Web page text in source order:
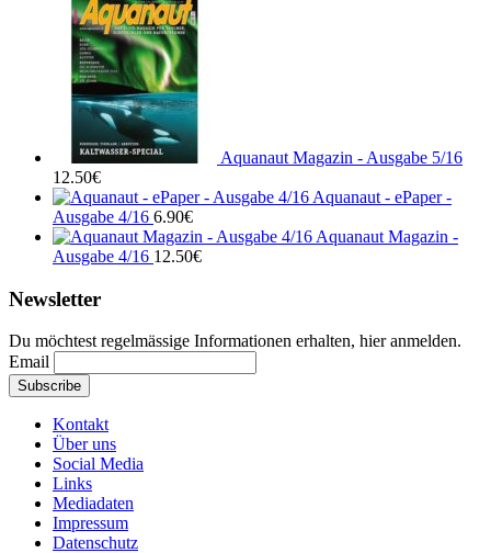
Aquanaut Magazin - Ausgabe 5/16
12.50€
Aquanaut - ePaper -
Ausgabe 4/16 6.90€
Aquanaut Magazin -
Ausgabe 4/16 12.50€
Newsletter
Du möchtest regelmässige Informationen erhalten, hier anmelden.
Email
Kontakt
Über uns
Social Media
Links
Mediadaten
Impressum
Datenschutz